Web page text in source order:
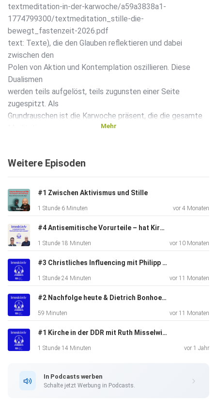
textmeditation-in-der-karwoche/a59a3838a1-
1774799300/textmeditation_stille-die-
bewegt_fastenzeit-2026.pdf
text: Texte), die den Glauben reflektieren und dabei
zwischen den
Polen von Aktion und Kontemplation oszillieren. Diese
Dualismen
werden teils aufgelöst, teils zugunsten einer Seite
zugespitzt. Als
Grundrauschen ist die Karwoche präsent, die die gesamte
Michael Nickel untermalt, dessen einfühlsames Spiel die
Struktur des Ganzen zusammenhält. Wir wünschen euch ein
anregendes
Hörerlebnis. Quelle: (Link:
https://open.spotify.com/intl-
de/album/7hBwcpDaVaiVARrn3ikgZC?si=jHGhSyQwQRe-
Text: Kompositionen: Michael Nickel)
Mehr
Weitere Episoden
#1 Zwischen Aktivismus und Stille
1 Stunde 6 Minuten vor 4 Monaten
#4 Antisemitische Vorurteile – hat Kirche Paulus falsch verstanden? mit Guido Baltes und Lorenz Timnik
1 Stunde 18 Minuten vor 10 Monaten
#3 Christliches Influencing mit Philipp Hahn
1 Stunde 24 Minuten vor 11 Monaten
#2 Nachfolge heute & Dietrich Bonhoeffer mit Prof. Florian Höhne und Ephraim Aßmann
59 Minuten vor 11 Monaten
#1 Kirche in der DDR mit Ruth Misselwitz und Christian Nowatzky
1 Stunde 14 Minuten vor 1 Jahr
In Podcasts werben
Schalte jetzt Werbung in Podcasts.